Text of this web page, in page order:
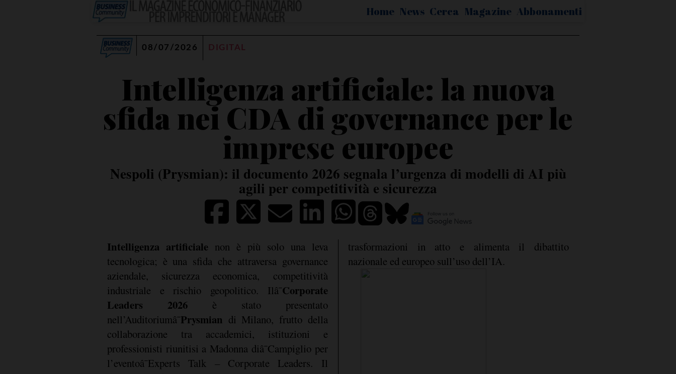
Home News Cerca Magazine Abbonamenti
08/07/2026 DIGITAL
Intelligenza artificiale: la nuova
sfida nei CDA di governance per le
imprese europee
Nespoli (Prysmian): il documento 2026 segnala l’urgenza di modelli di AI più
agili per competitività e sicurezza
Intelligenza artificiale non è più solo una leva
tecnologica; è una sfida che attraversa governance
aziendale, sicurezza economica, competitività
industriale e rischio geopolitico. Ilâ¯Corporate
Leaders 2026è stato presentato
nell’Auditoriumâ¯Prysmian di Milano, frutto della
collaborazione tra accademici, istituzioni e
professionisti riunitisi a Madonna diâ¯Campiglio per
l’eventoâ¯Experts Talk – Corporate Leaders. Il
trasformazioni in atto e alimenta il dibattito
nazionale ed europeo sull’uso dell’IA.